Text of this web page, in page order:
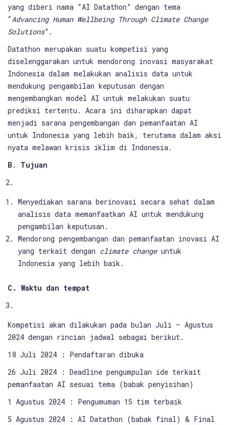
yang diberi nama “AI Datathon” dengan tema
“Advancing Human Wellbeing Through Climate Change
Solutions”.
Datathon merupakan suatu kompetisi yang
diselenggarakan untuk mendorong inovasi masyarakat
Indonesia dalam melakukan analisis data untuk
mendukung pengambilan keputusan dengan
mengembangkan model AI untuk melakukan suatu
prediksi tertentu. Acara ini diharapkan dapat
menjadi sarana pengembangan dan pemanfaatan AI
untuk Indonesia yang lebih baik, terutama dalam aksi
nyata melawan krisis iklim di Indonesia.
B . Tujuan
Menyediakan sarana berinovasi secara sehat dalam
analisis data memanfaatkan AI untuk mendukung
pengambilan keputusan.
Mendorong pengembangan dan pemanfaatan inovasi AI
yang terkait dengan climate changeuntuk
Indonesia yang lebih baik.
C. Waktu dan tempat
Kompetisi akan dilakukan pada bulan Juli – Agustus
2024 dengan rincian jadwal sebagai berikut.
18 Juli 2024 : Pendaftaran dibuka
26 Juli 2024 : Deadline pengumpulan ide terkait
pemanfaatan AI sesuai tema (babak penyisihan)
1 Agustus 2024 : Pengumuman 15 tim terbaik
5 Agustus 2024 : AI Datathon (babak final) & Final